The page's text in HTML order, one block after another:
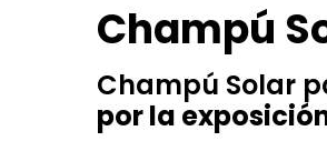
Champú
Champú Solar
por la